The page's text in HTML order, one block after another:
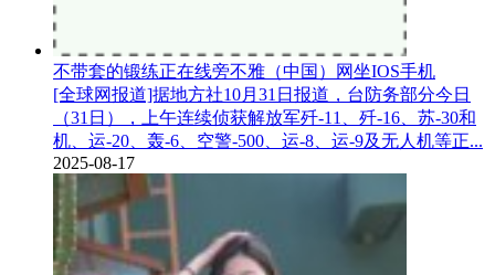
不带套的锻练正在线旁不雅（中国）网坐IOS手机
[全球网报道]据地方社10月31日报道，台防务部分今日
（31日），上午连续侦获解放军歼-11、歼-16、苏-30和
机、运-20、轰-6、空警-500、运-8、运-9及无人机等正...
2025-08-17